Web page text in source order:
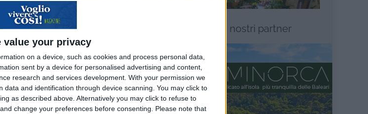
value your privacy
on a device, such as cookies and process personal data,
sent by a device for personalised advertising and content,
research and services development. With your permission we
and identification through device scanning. You may click to
as described above. Alternatively you may click to refuse to
change your preferences before consenting.
Please note that
I nostri partner